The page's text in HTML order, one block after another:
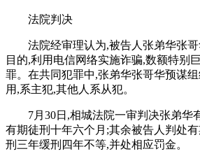
法院判决
法院经审理认为,被告人张弟华张
目的,利用电信网络实施诈骗,数额特别
罪。在共同犯罪中,张弟华张哥华预谋
用,系主犯,其他人系从犯。
7月30日,相城法院一审判决张弟华
有期徒刑十年六个月;其余被告人判处
刑三年缓刑四年不等,并处相应罚金。